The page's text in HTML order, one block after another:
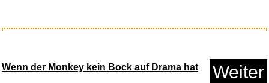
Wenn der Monkey kein Bock auf Drama hat Weiter